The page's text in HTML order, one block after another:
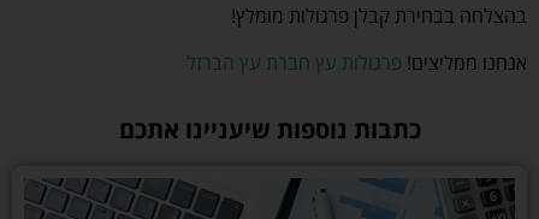
בהצלחה בבחירת קבלן פרגולות מומלץ!
אנחנו ממליצים! פרגולות עץ חברת עץ הברזל
כתבות נוספות שיעניינו אתכם